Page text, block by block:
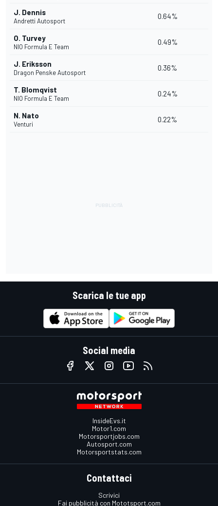
J. Dennis
Andretti Autosport
0.64%
O. Turvey
NIO Formula E Team
0.49%
J. Eriksson
Dragon Penske Autosport
0.36%
T. Blomqvist
NIO Formula E Team
0.24%
N. Nato
Venturi
0.22%
Scarica le tue app
Social media
InsideEvs.it
Motor1.com
Motorsportjobs.com
Autosport.com
Motorsportstats.com
Contattaci
Scrivici
Fai pubblicità con Mototsport.com